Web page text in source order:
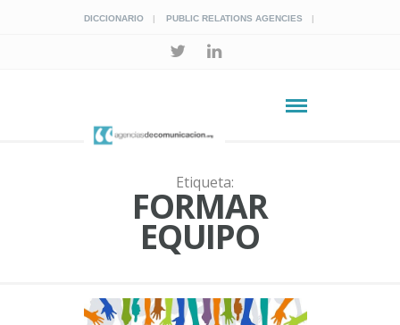
DICCIONARIO PUBLIC RELATIONS AGENCIES
Etiqueta:
FORMAR
EQUIPO